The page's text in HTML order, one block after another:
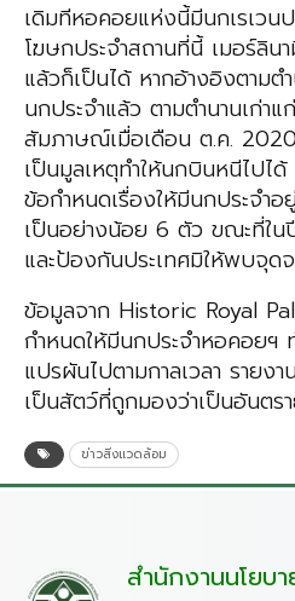
เดิมทีหอคอยแห่งนี้มีนกเรเวน
โฆษกประจำสถานที่นี้ เมอร์ลิน
แล้วก็เป็นได้ หากอ้างอิงตาม
นกประจำแล้ว ตามตำนานเก่า
สัมภาษณ์เมื่อเดือน ต.ค. 2020
เป็นมูลเหตุทำให้นกบินหนีไปไ
ข้อกำหนดเรื่องให้มีนกประจำ
เป็นอย่างน้อย 6 ตัว ขณะที่ใ
และป้องกันประเทศมิให้พบจุด
ข้อมูลจาก Historic Royal
กำหนดให้มีนกประจำหอคอยฯ
แปรผันไปตามกาลเวลา ราย
เป็นสัตว์ที่ถูกมองว่าเป็นอันต
ข่าวสิ่งแวดล้อม
สำนักงานนโยบ